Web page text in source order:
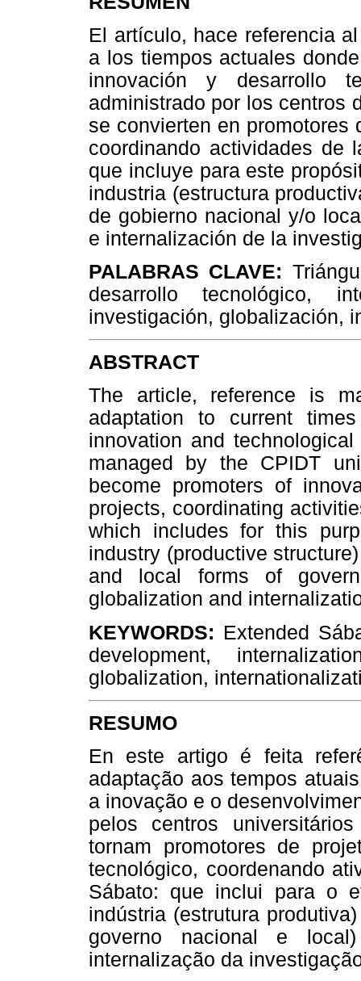
El artículo, hace referencia
a los tiempos actuales
innovación y desarrollo
administrado por los centros
se convierten en promotores
coordinando actividades de
que incluye para este
industria (estructura
de gobierno nacional y/o
e internalización de la
PALABRAS CLAVE:
desarrollo tecnológico,
investigación, globalización,
ABSTRACT
The article, reference is
adaptation to current
innovation and
managed by the CPIDT
become promoters of
projects, coordinating
which includes for this
industry (productive
and local forms of
globalization and
KEYWORDS: Extended
development,
globalization,
RESUMO
En este artigo é feita
adaptação aos tempos
a inovação e o
pelos centros
tornam promotores de
tecnológico, coordenando
Sábato: que inclui para o
indústria (estrutura
governo nacional e
internalização da